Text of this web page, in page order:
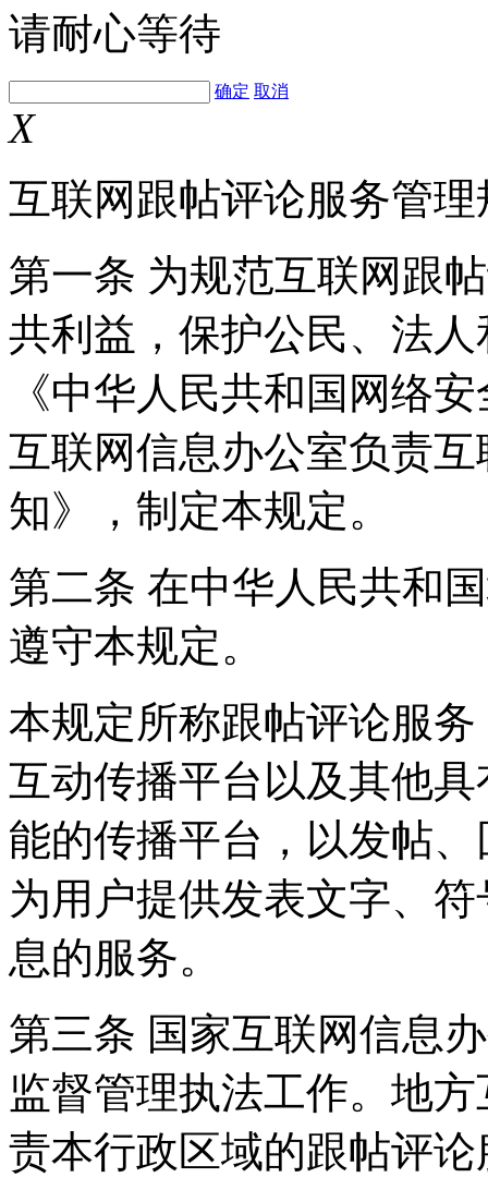
请耐心等待
确定 取消
X
互联网跟帖评论服务管理
第一条 为规范互联网跟
共利益，保护公民、法
《中华人民共和国网络
互联网信息办公室负责
知》，制定本规定。
第二条 在中华人民共和
遵守本规定。
本规定所称跟帖评论服
互动传播平台以及其他
能的传播平台，以发帖
为用户提供发表文字、
息的服务。
第三条 国家互联网信息
监督管理执法工作。地
责本行政区域的跟帖评